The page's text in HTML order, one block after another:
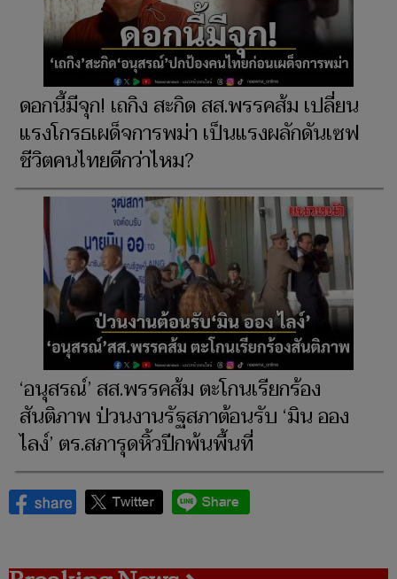
ดอกนี้มีจุก! เถกิง สะกิด สส.พรรคส้ม เปลี่ยน
แรงโกรธเผด็จการพม่า เป็นแรงผลักดันเซฟ
ชีวิตคนไทยดีกว่าไหม?
‘อนุสรณ์’ สส.พรรคส้ม ตะโกนเรียกร้อง
สันติภาพ ป่วนงานรัฐสภาต้อนรับ ‘มิน ออง
ไลง์’ ตร.สภารุดหิ้วปีกพ้นพื้นที่